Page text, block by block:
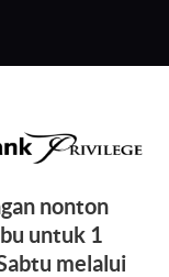
nonton
untuk 1
melalui